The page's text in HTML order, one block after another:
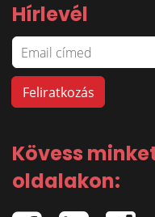
Hírlevél
Kövess
oldalakon: